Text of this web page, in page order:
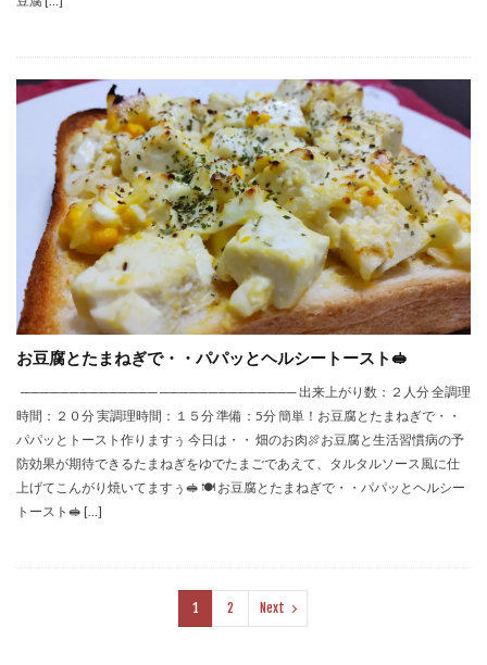
お豆腐とたまねぎで・・パパッとヘルシートースト🥪
────────────── ────────────── 出来上がり数：２人分 全調理
時間：２０分 実調理時間：１５分 準備：5分 簡単！お豆腐とたまねぎで・・
パパッとトースト作りますぅ 今日は・・ 畑のお肉🍖お豆腐と生活習慣病の予
防効果が期待できるたまねぎをゆでたまごであえて、タルタルソース風に仕
上げてこんがり焼いてますぅ🥪 🍽 お豆腐とたまねぎで・・パパッとヘルシー
トースト🥪 […]
1 2 Next